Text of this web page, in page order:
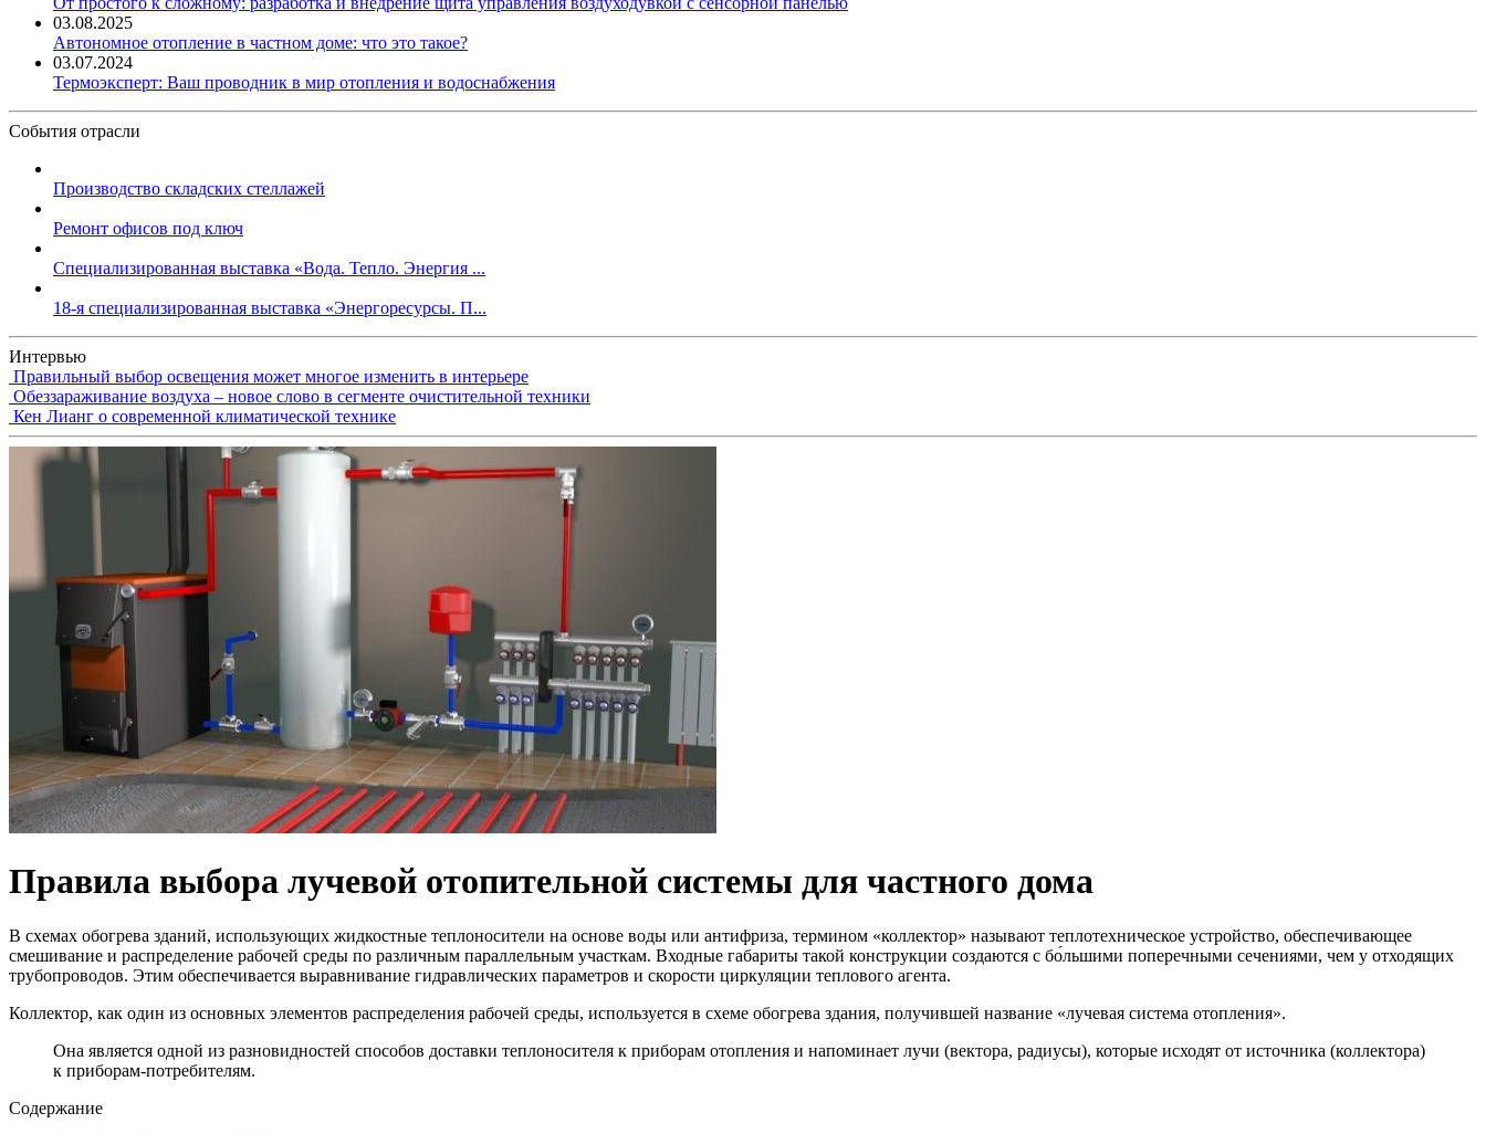
03.08.2025
Автономное отопление в частном доме: что это такое?
03.07.2024
Термоэксперт: Ваш проводник в мир отопления и водоснабжения
События отрасли
Производство складских стеллажей
Ремонт офисов под ключ
Специализированная выставка «Вода. Тепло. Энергия ...
18-я специализированная выставка «Энергоресурсы. П...
Интервью
Правильный выбор освещения может многое изменить в интерьере
Обеззараживание воздуха – новое слово в сегменте очистительной техники
Кен Лианг о современной климатической технике
Правила выбора лучевой отопительной системы для частного дома
В схемах обогрева зданий, использующих жидкостные теплоносители на основе воды или антифриза, термином «коллектор» называют теплотехническое устройство, обеспечивающее
смешивание и распределение рабочей среды по различным параллельным участкам. Входные габариты такой конструкции создаются с бо́льшими поперечными сечениями, чем у отходящих
трубопроводов. Этим обеспечивается выравнивание гидравлических параметров и скорости циркуляции теплового агента.
Коллектор, как один из основных элементов распределения рабочей среды, используется в схеме обогрева здания, получившей название «лучевая система отопления».
Она является одной из разновидностей способов доставки теплоносителя к приборам отопления и напоминает лучи (вектора, радиусы), которые исходят от источника (коллектора)
к приборам-потребителям.
Содержание